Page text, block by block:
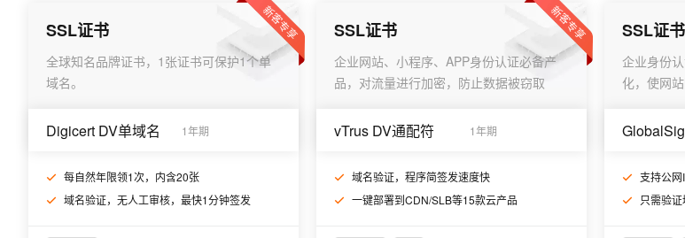
SSL证书 新客专享
全球知名品牌证书，1张证书可保护1个单
域名。
Digicert DV单域名 1年期
每自然年限领1次，内含20张
域名验证，无人工审核，最快1分钟签发
SSL证书 新客专享
企业网站、小程序、APP身份认证必备产
品，对流量进行加密，防止数据被窃取
vTrus DV通配符 1年期
域名验证，程序简签发速度快
一键部署到CDN/SLB等15款云产品
SSL证书
企业身份
化，使网
支持公
只需验